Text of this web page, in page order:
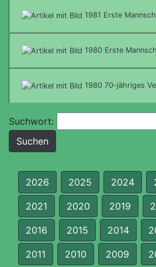
1981 Erste
1980 Erste
1980 70-jähriges
Suchwort:
2026 2025 2024
2021 2020 2019
2016 2015 2014
2011 2010 2009